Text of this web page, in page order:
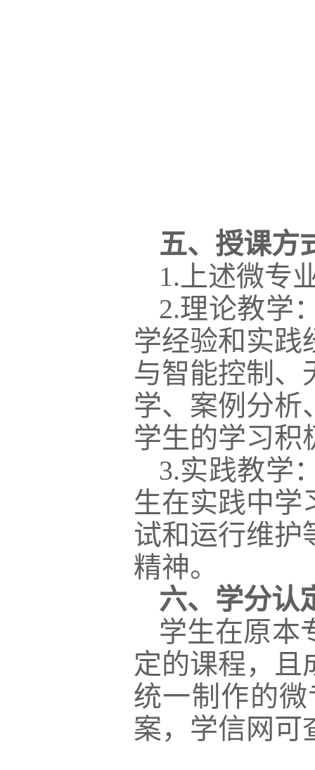
五、授课方
1.上述微专
2.理论教学
学经验和实践
与智能控制、
学、案例分析
学生的学习积
3.实践教学
生在实践中学
试和运行维护
精神。
六、学分认
学生在原本
定的课程，且
统一制作的
案，学信网可